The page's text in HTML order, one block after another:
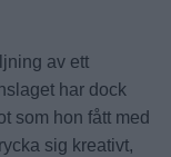
av ett
har dock
som hon fått med
sig kreativt,